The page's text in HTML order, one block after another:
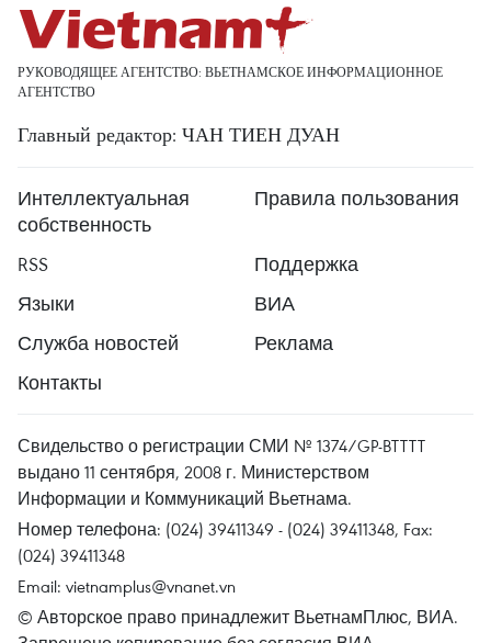
РУКОВОДЯЩЕЕ АГЕНТСТВО: ВЬЕТНАМСКОЕ ИНФОРМАЦИОННОЕ
АГЕНТСТВО
Главный редактор: ЧАН ТИЕН ДУАН
Интеллектуальная
собственность
Правила пользования
RSS
Поддержка
Языки
ВИА
Служба новостей
Реклама
Контакты
Свидельство о регистрации СМИ № 1374/GP-BTTTT
выдано 11 сентября, 2008 г. Министерством
Информации и Коммуникаций Вьетнама.
Номер телефона: (024) 39411349 - (024) 39411348, Fax:
(024) 39411348
Email: vietnamplus@vnanet.vn
© Авторское право принадлежит ВьетнамПлюс, ВИА.